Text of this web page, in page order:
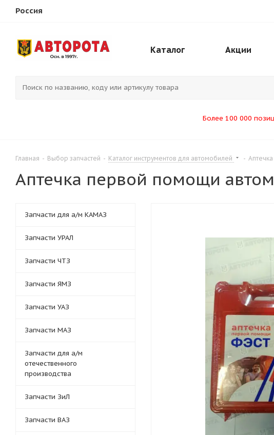
Россия
Каталог Акции
Более 100 000
Главная - Выбор запчастей - Каталог инструментов для автомобилей -
Аптечка первой помощи
Запчасти для а/м КАМАЗ
Запчасти УРАЛ
Запчасти ЧТЗ
Запчасти ЯМЗ
Запчасти УАЗ
Запчасти МАЗ
Запчасти для а/м
отечественного
производства
Запчасти ЗиЛ
Запчасти ВАЗ